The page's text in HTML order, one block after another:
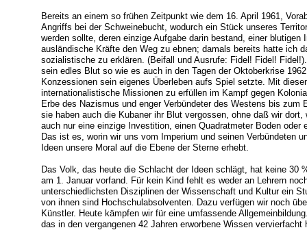
Bereits an einem so frühen Zeitpunkt wie dem 16. April 1961,
Angriffs bei der Schweinebucht, wodurch ein Stück unseres
werden sollte, deren einzige Aufgabe darin bestand, einer blutigen
ausländische Kräfte den Weg zu ebnen; damals bereits hatte ich
sozialistische zu erklären. (Beifall und Ausrufe: Fidel! Fidel!
sein edles Blut so wie es auch in den Tagen der Oktoberkrise
Konzessionen sein eigenes Überleben aufs Spiel setzte. Mit
internationalistische Missionen zu erfüllen im Kampf gegen
Erbe des Nazismus und enger Verbündeter des Westens bis zum
sie haben auch die Kubaner ihr Blut vergossen, ohne daß wir
auch nur eine einzige Investition, einen Quadratmeter Boden oder
Das ist es, worin wir uns vom Imperium und seinen Verbündeten
Ideen unsere Moral auf die Ebene der Sterne erhebt.
Das Volk, das heute die Schlacht der Ideen schlägt, hat keine 30
am 1. Januar vorfand. Für kein Kind fehlt es weder an Lehrern
unterschiedlichsten Disziplinen der Wissenschaft und Kultur ein
von ihnen sind Hochschulabsolventen. Dazu verfügen wir noch
Künstler. Heute kämpfen wir für eine umfassende
das in den vergangenen 42 Jahren erworbene Wissen vervierfacht